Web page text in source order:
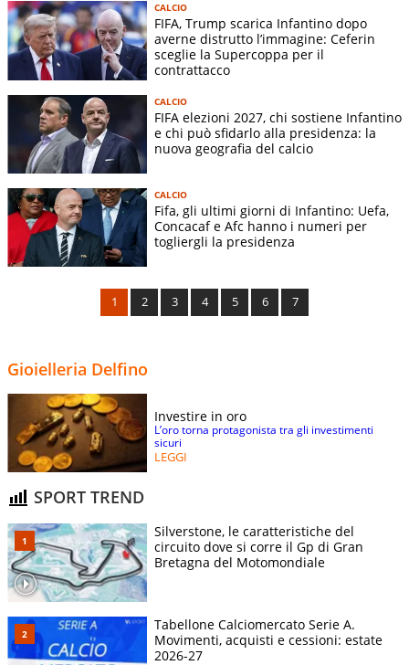
CALCIO
FIFA, Trump scarica Infantino dopo
averne distrutto l’immagine: Ceferin
sceglie la Supercoppa per il
contrattacco
CALCIO
FIFA elezioni 2027, chi sostiene Infantino
e chi può sfidarlo alla presidenza: la
nuova geografia del calcio
CALCIO
Fifa, gli ultimi giorni di Infantino: Uefa,
Concacaf e Afc hanno i numeri per
togliergli la presidenza
1 2 3 4 5 6 7
Gioielleria Delfino
Investire in oro
L’oro torna protagonista tra gli investimenti
sicuri
LEGGI
SPORT TREND
Silverstone, le caratteristiche del
circuito dove si corre il Gp di Gran
Bretagna del Motomondiale
Tabellone Calciomercato Serie A.
Movimenti, acquisti e cessioni: estate
2026-27